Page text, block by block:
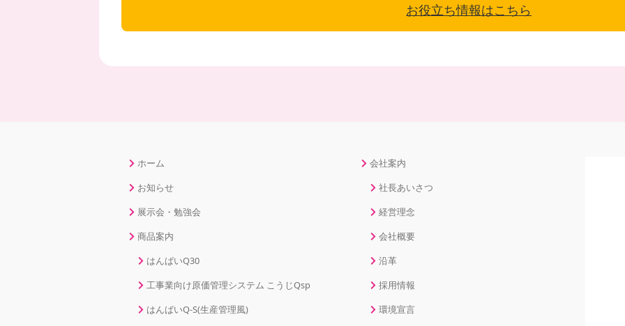
お役立ち情報はこちら
ホーム
お知らせ
展示会・勉強会
商品案内
はんばいQ30
工事業向け原価管理システム こうじQsp
はんばいQ-S(生産管理風)
会社案内
社長あいさつ
経営理念
会社概要
沿革
採用情報
環境宣言